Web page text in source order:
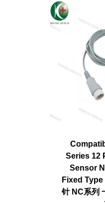
Series 12
Sensor
Fixed Type
针 NC系列